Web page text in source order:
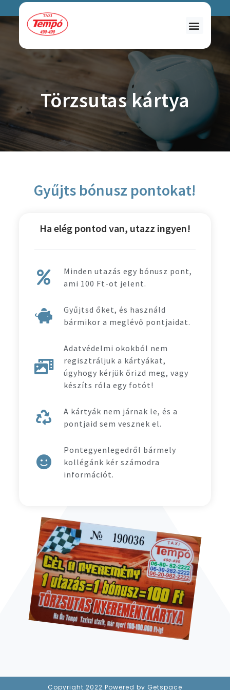
Törzsutas kártya
Gyűjts bónusz pontokat!
Ha elég pontod van, utazz ingyen!
Minden utazás egy bónusz pont,
ami 100 Ft-ot jelent.
Gyűjtsd őket, és használd
bármikor a meglévő pontjaidat.
Adatvédelmi okokból nem
regisztráljuk a kártyákat,
úgyhogy kérjük őrizd meg, vagy
készíts róla egy fotót!
A kártyák nem járnak le, és a
pontjaid sem vesznek el.
Pontegyenlegedről bármely
kollégánk kér számodra
információt.
Copyright 2022 Powered by Getspace